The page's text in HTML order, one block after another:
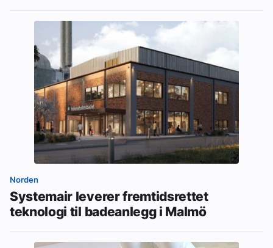
Norden
Systemair leverer fremtidsrettet
teknologi til badeanlegg i Malmö